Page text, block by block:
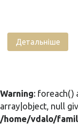
Детальніше
Warning: foreach()
array|object, null
/home/vdalo/